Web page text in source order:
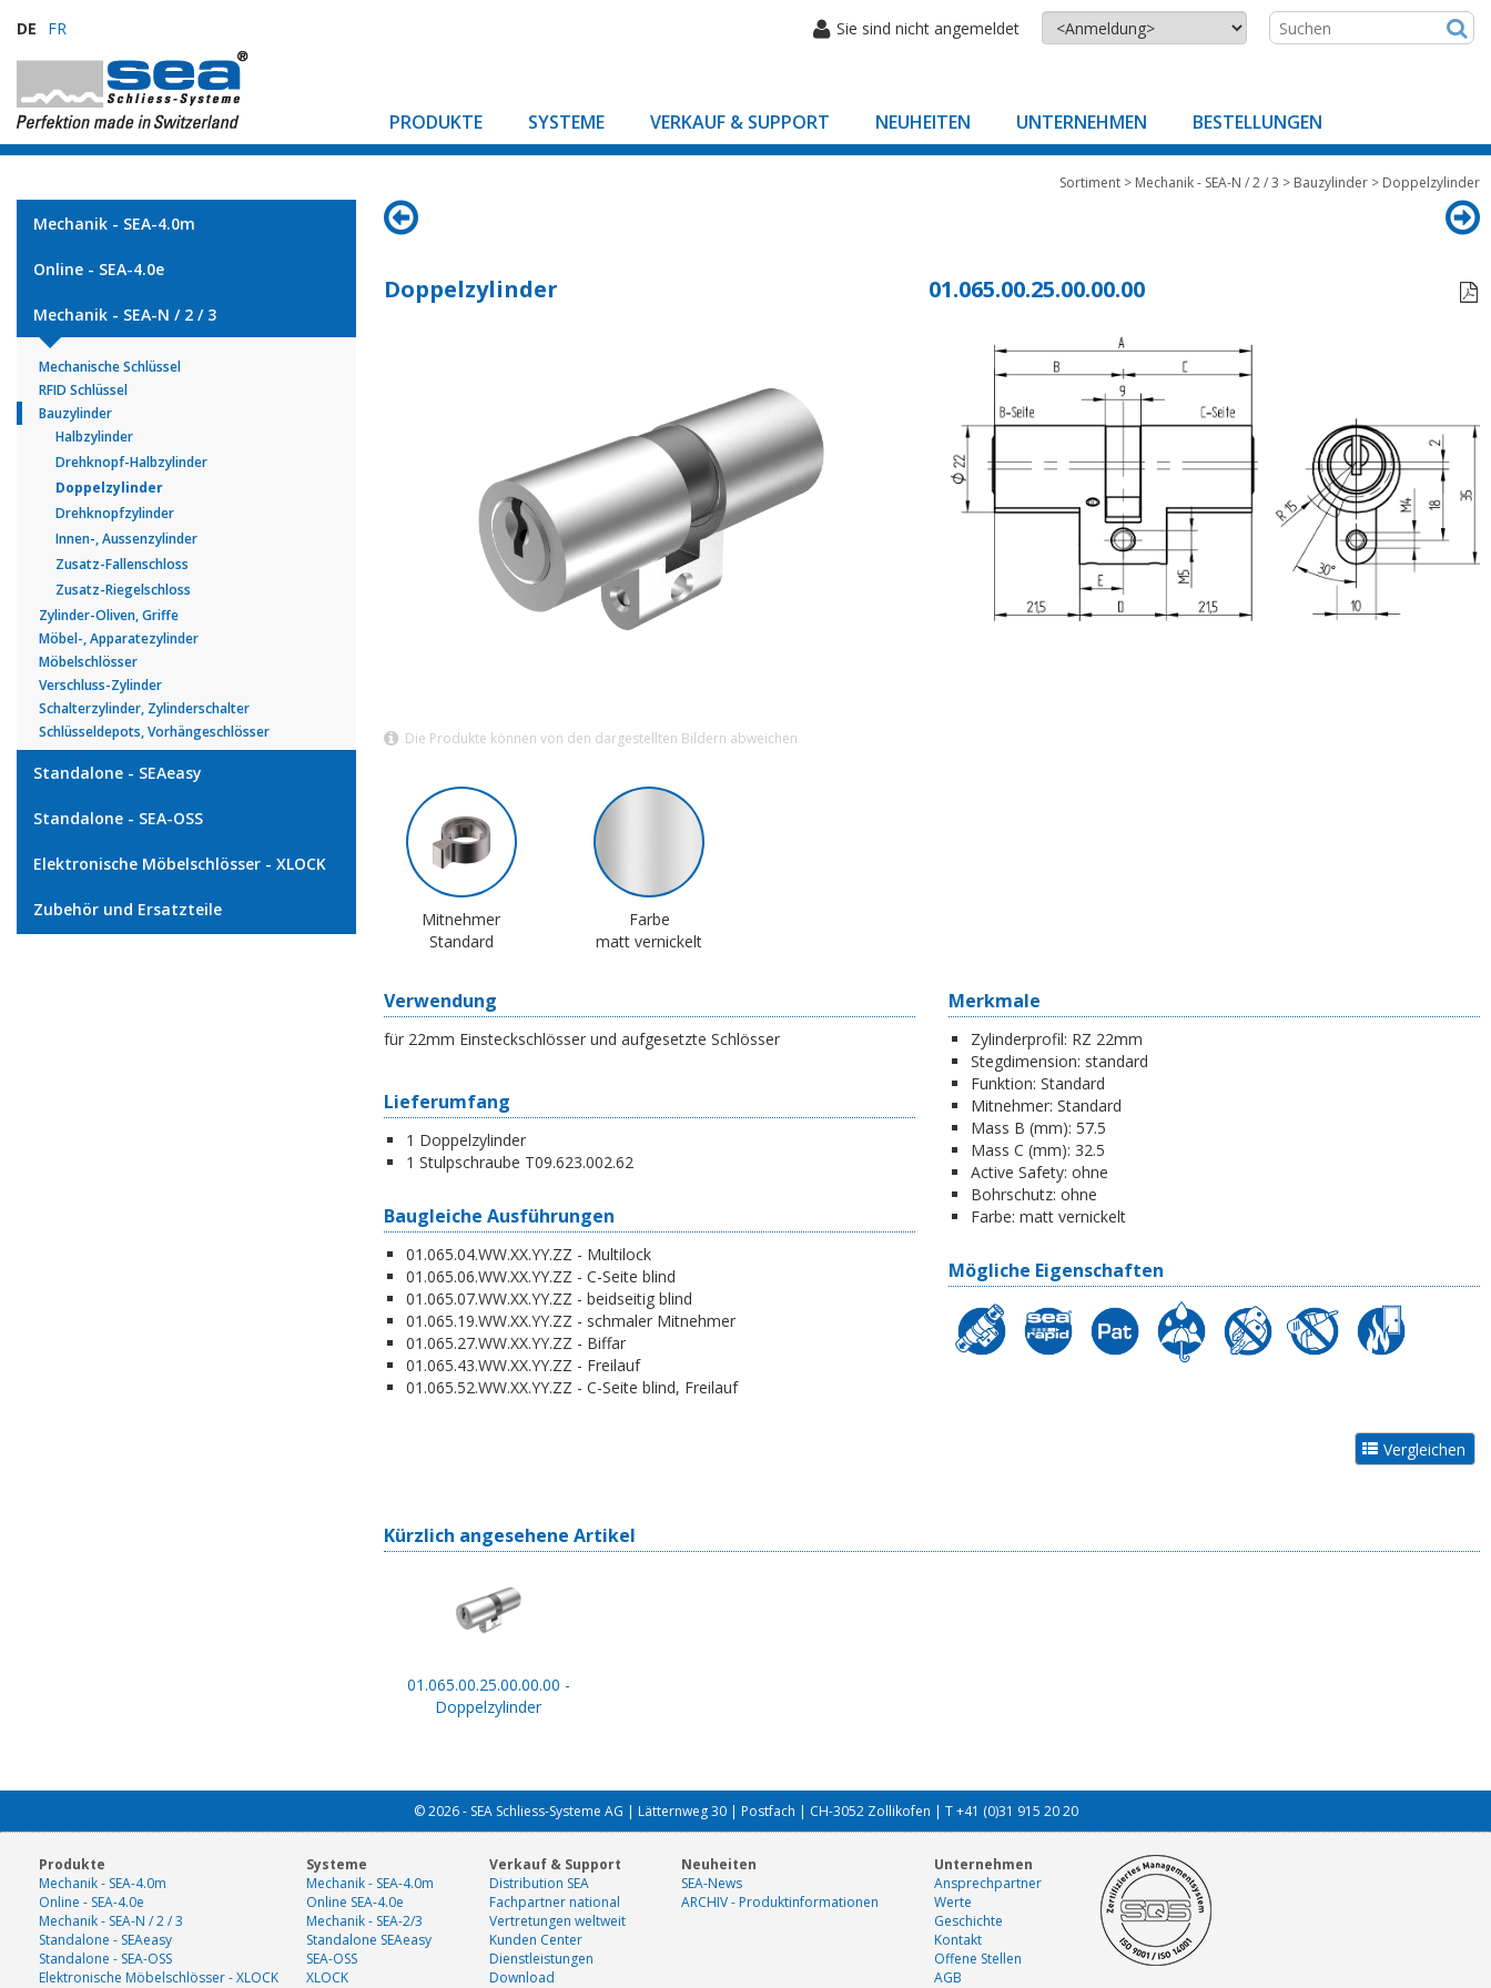
DE FR Sie sind nicht angemeldet
PRODUKTE SYSTEME VERKAUF & SUPPORT NEUHEITEN UNTERNEHMEN BESTELLUNGEN
Mechanik - SEA-4.0m
Online - SEA-4.0e
Mechanik - SEA-N / 2 / 3
Mechanische Schlüssel
RFID Schlüssel
Bauzylinder
Halbzylinder
Drehknopf-Halbzylinder
Doppelzylinder
Drehknopfzylinder
Innen-, Aussenzylinder
Zusatz-Fallenschloss
Zusatz-Riegelschloss
Zylinder-Oliven, Griffe
Möbel-, Apparatezylinder
Möbelschlösser
Verschluss-Zylinder
Schalterzylinder, Zylinderschalter
Schlüsseldepots, Vorhängeschlösser
Standalone - SEAeasy
Standalone - SEA-OSS
Elektronische Möbelschlösser - XLOCK
Zubehör und Ersatzteile
Sortiment > Mechanik - SEA-N / 2 / 3 > Bauzylinder > Doppelzylinder
Doppelzylinder 01.065.00.25.00.00.00 
Die Produkte können von den dargestellten Bildern abweichen
Mitnehmer
Standard
Farbe
matt vernickelt
Verwendung
für 22mm Einsteckschlösser und aufgesetzte Schlösser
Lieferumfang
1 Doppelzylinder
1 Stulpschraube T09.623.002.62
Baugleiche Ausführungen
01.065.04.WW.XX.YY.ZZ - Multilock
01.065.06.WW.XX.YY.ZZ - C-Seite blind
01.065.07.WW.XX.YY.ZZ - beidseitig blind
01.065.19.WW.XX.YY.ZZ - schmaler Mitnehmer
01.065.27.WW.XX.YY.ZZ - Biffar
01.065.43.WW.XX.YY.ZZ - Freilauf
01.065.52.WW.XX.YY.ZZ - C-Seite blind, Freilauf
Merkmale
Zylinderprofil: RZ 22mm
Stegdimension: standard
Funktion: Standard
Mitnehmer: Standard
Mass B (mm): 57.5
Mass C (mm): 32.5
Active Safety: ohne
Bohrschutz: ohne
Farbe: matt vernickelt
Mögliche Eigenschaften
Kürzlich angesehene Artikel
01.065.00.25.00.00.00 -
Doppelzylinder
© 2026 - SEA Schliess-Systeme AG | Lätternweg 30 | Postfach | CH-3052 Zollikofen | T +41 (0)31 915 20 20
Produkte
Mechanik - SEA-4.0m
Online - SEA-4.0e
Mechanik - SEA-N / 2 / 3
Standalone - SEAeasy
Standalone - SEA-OSS
Elektronische Möbelschlösser - XLOCK
Systeme
Mechanik - SEA-4.0m
Online SEA-4.0e
Mechanik - SEA-2/3
Standalone SEAeasy
SEA-OSS
XLOCK
Verkauf & Support
Distribution SEA
Fachpartner national
Vertretungen weltweit
Kunden Center
Dienstleistungen
Download
Neuheiten
SEA-News
ARCHIV - Produktinformationen
Unternehmen
Ansprechpartner
Werte
Geschichte
Kontakt
Offene Stellen
AGB